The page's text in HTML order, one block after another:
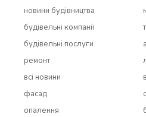
новини будівництва
будівельні компанії
будівельні послуги
ремонт
всi новини
фасад
опалення